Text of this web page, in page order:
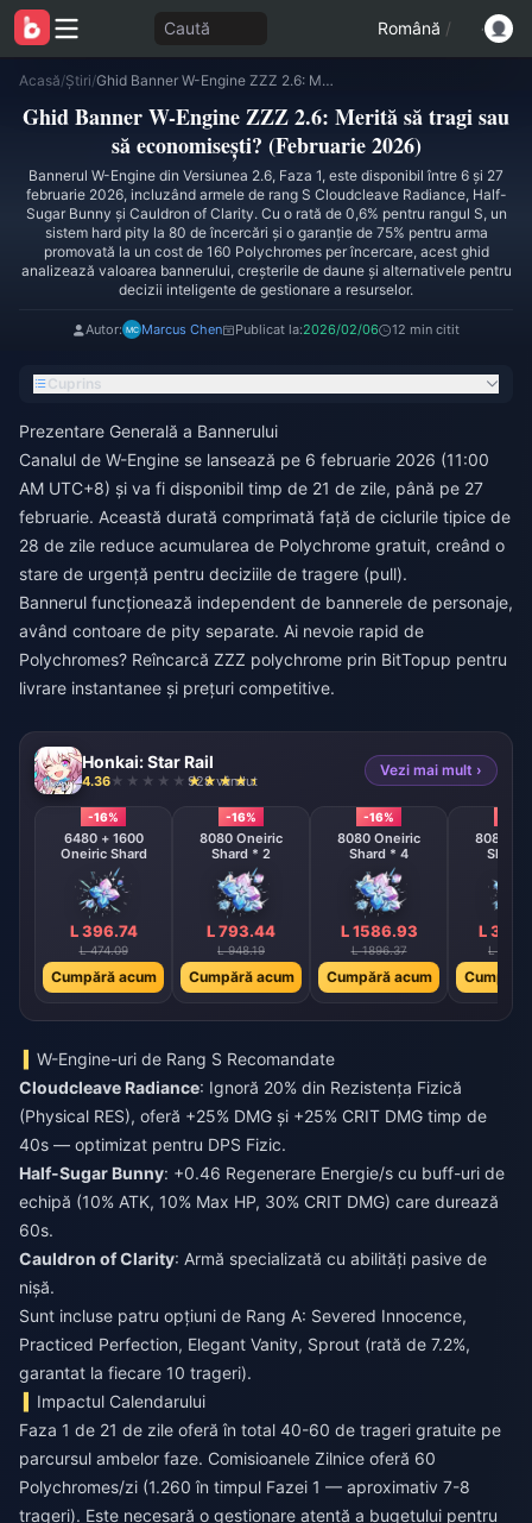
Caută Română /
Acasă/Știri/ Ghid Banner W-Engine ZZZ 2.6: Merită să tragi sau să economisești? (Februarie 2026)
Ghid Banner W-Engine ZZZ 2.6: Merită să tragi sau
să economisești? (Februarie 2026)
Bannerul W-Engine din Versiunea 2.6, Faza 1, este disponibil între 6 și 27
februarie 2026, incluzând armele de rang S Cloudcleave Radiance, Half-
Sugar Bunny și Cauldron of Clarity. Cu o rată de 0,6% pentru rangul S, un
sistem hard pity la 80 de încercări și o garanție de 75% pentru arma
promovată la un cost de 160 Polychromes per încercare, acest ghid
analizează valoarea bannerului, creșterile de daune și alternativele pentru
decizii inteligente de gestionare a resurselor.
Autor: Marcus Chen Publicat la:2026/02/06 12 min citit
Cuprins
Prezentare Generală a Bannerului
Canalul de W-Engine se lansează pe 6 februarie 2026 (11:00
AM UTC+8) și va fi disponibil timp de 21 de zile, până pe 27
februarie. Această durată comprimată față de ciclurile tipice de
28 de zile reduce acumularea de Polychrome gratuit, creând o
stare de urgență pentru deciziile de tragere (pull).
Bannerul funcționează independent de bannerele de personaje,
având contoare de pity separate. Ai nevoie rapid de
Polychromes? Reîncarcă ZZZ polychrome prin BitTopup pentru
livrare instantanee și prețuri competitive.
Honkai: Star Rail
4.36 928 vândut
Vezi mai mult ›
-16%
6480 + 1600
Oneiric Shard
L 396.74
L 474.09
Cumpără acum
-16%
8080 Oneiric
Shard * 2
L 793.44
L 948.19
Cumpără acum
-16%
8080 Oneiric
Shard * 4
L 1586.93
L 1896.37
Cumpără acum
8080
Shard
L
L
Cumpără
W-Engine-uri de Rang S Recomandate
Cloudcleave Radiance: Ignoră 20% din Rezistența Fizică
(Physical RES), oferă +25% DMG și +25% CRIT DMG timp de
40s — optimizat pentru DPS Fizic.
Half-Sugar Bunny: +0.46 Regenerare Energie/s cu buff-uri de
echipă (10% ATK, 10% Max HP, 30% CRIT DMG) care durează
60s.
Cauldron of Clarity: Armă specializată cu abilități pasive de
nișă.
Sunt incluse patru opțiuni de Rang A: Severed Innocence,
Practiced Perfection, Elegant Vanity, Sprout (rată de 7.2%,
garantat la fiecare 10 trageri).
Impactul Calendarului
Faza 1 de 21 de zile oferă în total 40-60 de trageri gratuite pe
parcursul ambelor faze. Comisioanele Zilnice oferă 60
Polychromes/zi (1.260 în timpul Fazei 1 — aproximativ 7-8
trageri). Este necesară o gestionare atentă a bugetului pentru